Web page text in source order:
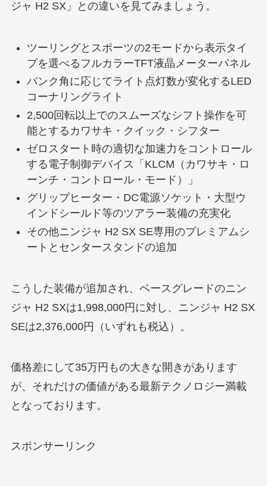
ジャ H2 SX」との違いを見てみましょう。
ツーリングとスポーツの2モードから表示タイ
プを選べるフルカラーTFT液晶メーターパネル
バンク角に応じてライト点灯数が変化するLED
コーナリングライト
2,500回転以上でのスムーズなシフト操作を可
能とするカワサキ・クイック・シフター
ゼロスタート時の適切な加速力をコントロール
する電子制御デバイス「KLCM（カワサキ・ロ
ーンチ・コントロール・モード）」
グリップヒーター・DC電源ソケット・大型ウ
インドシールド等のツアラー装備の充実化
その他ニンジャ H2 SX SE専用のプレミアムシ
ートとセンタースタンドの追加
こうした装備が追加され、ベースグレードのニン
ジャ H2 SXは1,998,000円に対し、ニンジャ H2 SX
SEは2,376,000円（いずれも税込）。
価格差にして35万円もの大きな開きがあります
が、それだけの価値がある最新テクノロジー満載
となっております。
スポンサーリンク